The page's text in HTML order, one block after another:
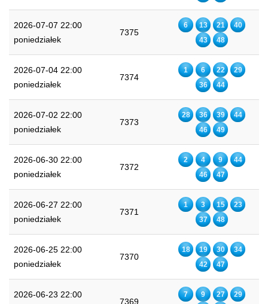
2026-07-07 22:00
poniedziałek
7375
6 13 21
40
43
48
2026-07-04 22:00
poniedziałek
7374
1 6 22
29
36
44
2026-07-02 22:00
poniedziałek
7373
28 36 39
44
46
49
2026-06-30 22:00
poniedziałek
7372
2 4 9
44
46
47
2026-06-27 22:00
poniedziałek
7371
1 3 15
23
37
48
2026-06-25 22:00
poniedziałek
7370
18 19 30
34
42
47
2026-06-23 22:00
7369
7 9 27 29